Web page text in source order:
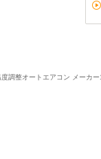
整オートエアコン メーカ